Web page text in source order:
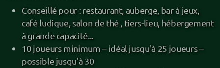
Conseillé pour : restaurant, auberge, bar à jeux,
café ludique, salon de thé , tiers-lieu, hébergement
à grande capacité...
10 joueurs minimum – idéal jusqu'à 25 joueurs –
possible jusqu'à 30